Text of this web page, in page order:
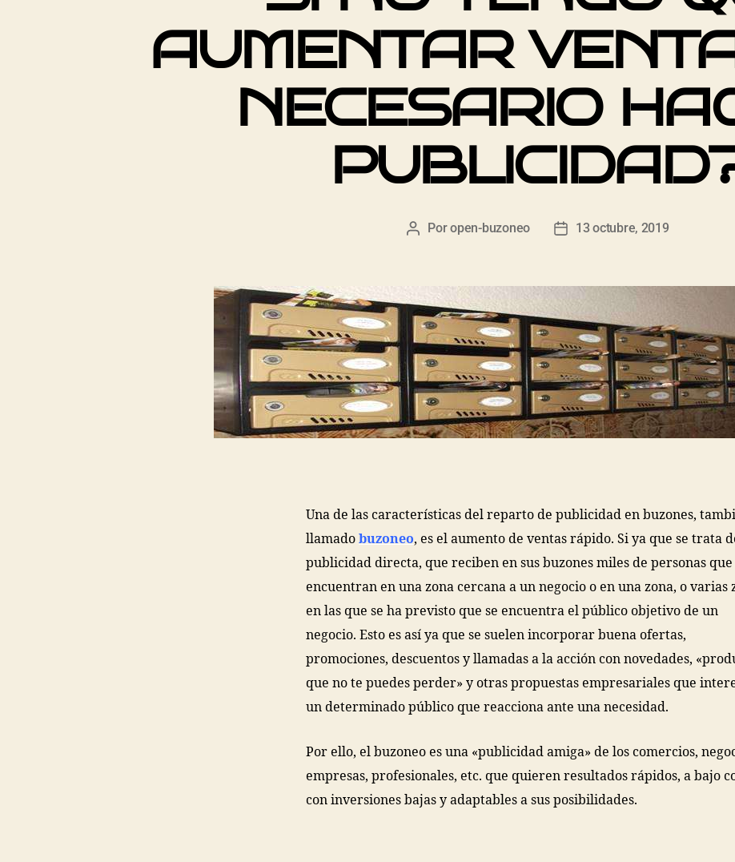
AUMENTAR
NECESARIO
Poropen-buzoneo 13 octubre, 2019
Una de las características del reparto de publicidad en buzones,
llamado buzoneo, es el aumento de ventas rápido. Si ya que se trata
publicidad directa, que reciben en sus buzones miles de personas que
encuentran en una zona cercana a un negocio o en una zona, o varias
en las que se ha previsto que se encuentra el público objetivo de un
negocio. Esto es así ya que se suelen incorporar buena ofertas,
promociones, descuentos y llamadas a la acción con novedades,
que no te puedes perder» y otras propuestas empresariales que
un determinado público que reacciona ante una necesidad.
Por ello, el buzoneo es una «publicidad amiga» de los comercios,
empresas, profesionales, etc. que quieren resultados rápidos, a bajo
con inversiones bajas y adaptables a sus posibilidades.